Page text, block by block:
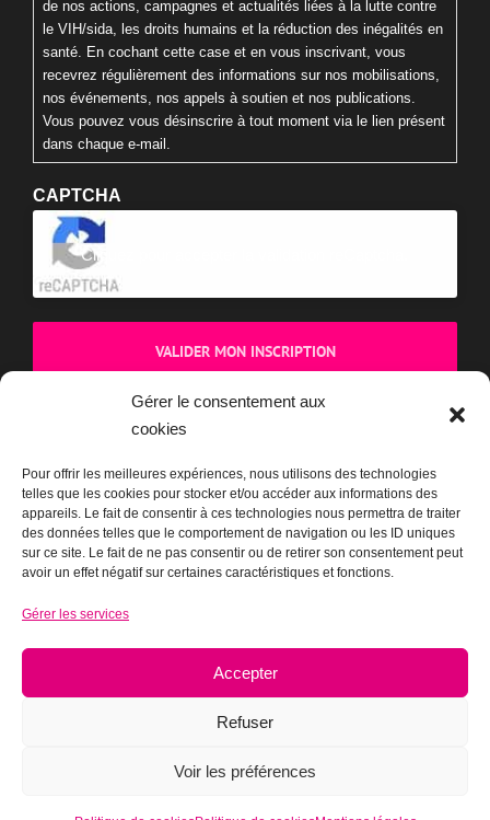
Gérer le consentement aux
cookies
Pour offrir les meilleures expériences, nous utilisons des technologies
telles que les cookies pour stocker et/ou accéder aux informations des
appareils. Le fait de consentir à ces technologies nous permettra de traiter
des données telles que le comportement de navigation ou les ID uniques
sur ce site. Le fait de ne pas consentir ou de retirer son consentement peut
avoir un effet négatif sur certaines caractéristiques et fonctions.
Gérer les services
Accepter
Refuser
Voir les préférences
E-mail
Consentement à votre inscription (Nécessaire)
Je souhaite être inscritE à la newsletter d'Act Up-Paris
de nos actions, campagnes et actualités liées à la lutte contre
le VIH/sida, les droits humains et la réduction des inégalités en
santé. En cochant cette case et en vous inscrivant, vous
recevrez régulièrement des informations sur nos mobilisations,
nos événements, nos appels à soutien et nos publications.